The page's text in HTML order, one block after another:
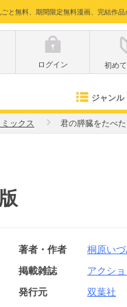
と無料、期間限定無料漫画、完結作品
ログイン 初め
ジャンル
ックス 君の膵臓をたべ
著者・作者 桐原いづ
掲載雑誌
アクシ
発行元
双葉社